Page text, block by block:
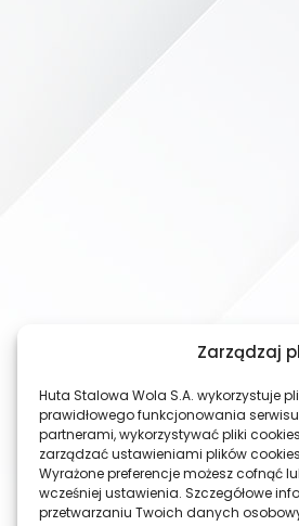
Zarządzaj
Huta Stalowa Wola S.A. wykorzystuje
prawidłowego funkcjonowania
partnerami, wykorzystywać pliki
zarządzać ustawieniami plików
Wyrażone preferencje możesz cofnąć
wcześniej ustawienia. Szczegółowe
przetwarzaniu Twoich danych